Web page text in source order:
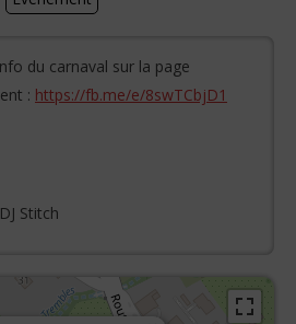
du carnaval sur la page
: https://fb.me/e/8swTCbjD1
Stitch